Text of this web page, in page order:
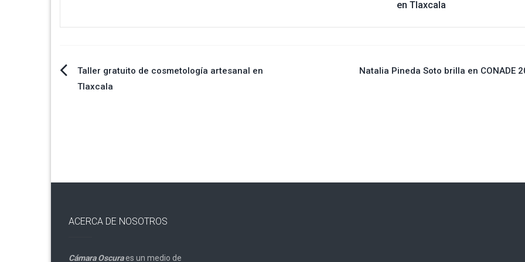
en Tlaxcala
Navegación
Taller gratuito de cosmetología artesanal en
Tlaxcala
Natalia Pineda Soto brilla en CONADE
ACERCA DE NOSOTROS
Cámara Oscuraes un medio de